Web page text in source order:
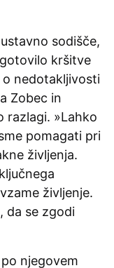
sodišče,
kršitve
o nedotakljivosti
Zobec in
razlagi. »Lahko
pomagati pri
življenja.
življenje.
da se zgodi
njegovem